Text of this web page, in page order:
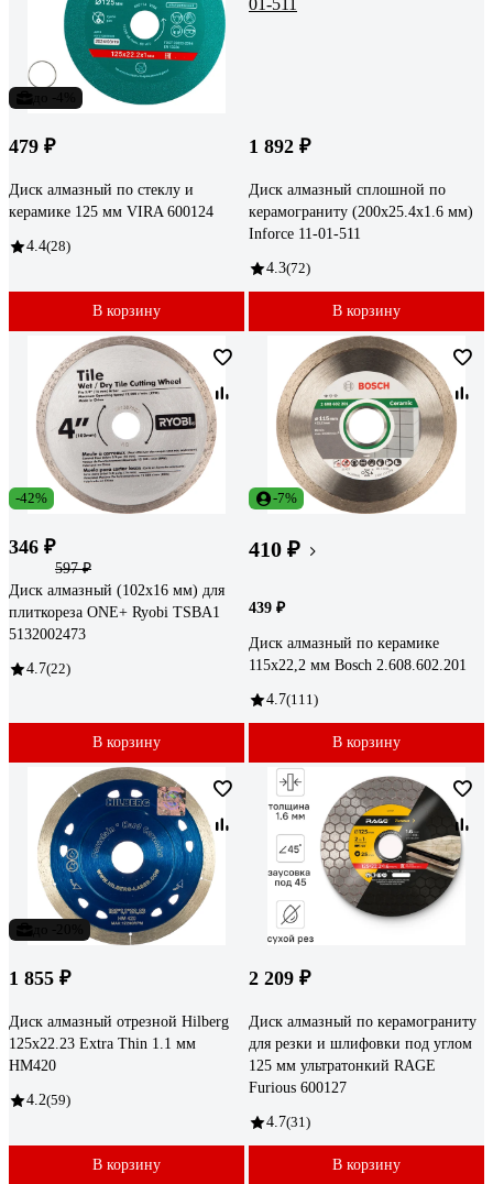
479 ₽
Диск алмазный по стеклу и
керамике 125 мм VIRA 600124
4.4(28)
В корзину
1 892 ₽
Диск алмазный сплошной по
керамограниту (200х25.4х1.6 мм)
Inforce 11-01-511
4.3(72)
В корзину
-42%
346 ₽
597 ₽
Диск алмазный (102х16 мм) для
плиткореза ONE+ Ryobi TSBA1
5132002473
4.7(22)
В корзину
-7%
410 ₽
439 ₽
Диск алмазный по керамике
115х22,2 мм Bosch 2.608.602.201
4.7(111)
В корзину
1 855 ₽
Диск алмазный отрезной Hilberg
125x22.23 Extra Thin 1.1 мм
HM420
4.2(59)
В корзину
2 209 ₽
Диск алмазный по керамограниту
для резки и шлифовки под углом
125 мм ультратонкий RAGE
Furious 600127
4.7(31)
В корзину